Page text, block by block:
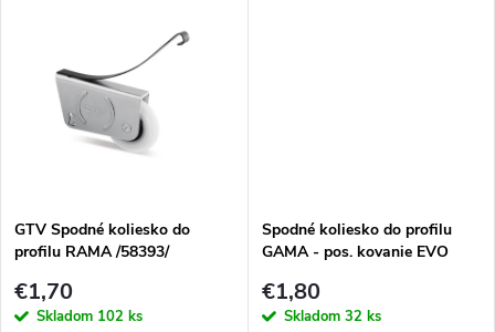
o
v
o
v
GTV Spodné koliesko do
profilu RAMA /58393/
€1,70
Skladom 102 ks
Spodné koliesko do profilu
GAMA - pos. kovanie EVO
€1,80
Skladom 32 ks